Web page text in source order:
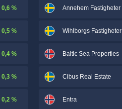
0,6 %
0,5 %
0,4 %
0,3 %
0,2 %
Annehem Fastigheter
Wihlborgs Fastigheter
Baltic Sea Properties
Cibus Real Estate
Entra